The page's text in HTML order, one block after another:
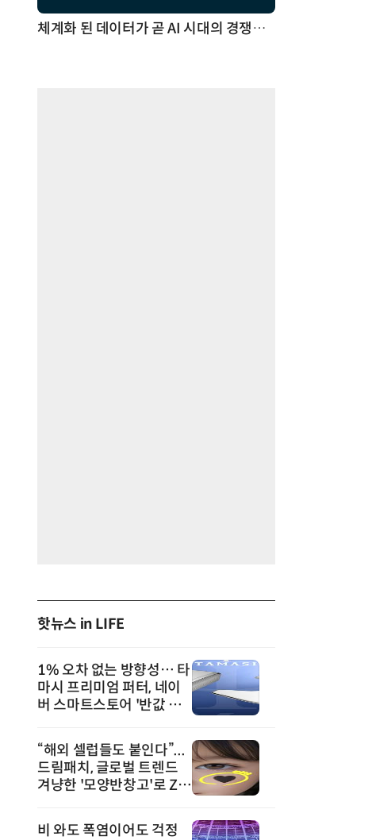
체계화 된 데이터가 곧 AI 시대의 경쟁력이다
핫뉴스 in LIFE
1% 오차 없는 방향성… 타
마시 프리미엄 퍼터, 네이
버 스마트스토어 '반값 할
“해외 셀럽들도 붙인다”...
드림패치, 글로벌 트렌드
겨냥한 '모양반창고'로 Z세
비 와도 폭염이어도 걱정